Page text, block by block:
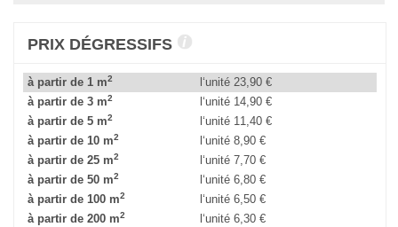
PRIX DÉGRESSIFS
à partir de 1 m2 l‘unité23,90 €
à partir de 3 m2 l‘unité 14,90 €
à partir de 5 m2 l‘unité 11,40 €
à partir de 10 m2 l‘unité8,90 €
à partir de 25 m2 l‘unité7,70 €
à partir de 50 m2 l‘unité6,80 €
à partir de 100 m2 l‘unité6,50 €
à partir de 200 m2 l‘unité6,30 €